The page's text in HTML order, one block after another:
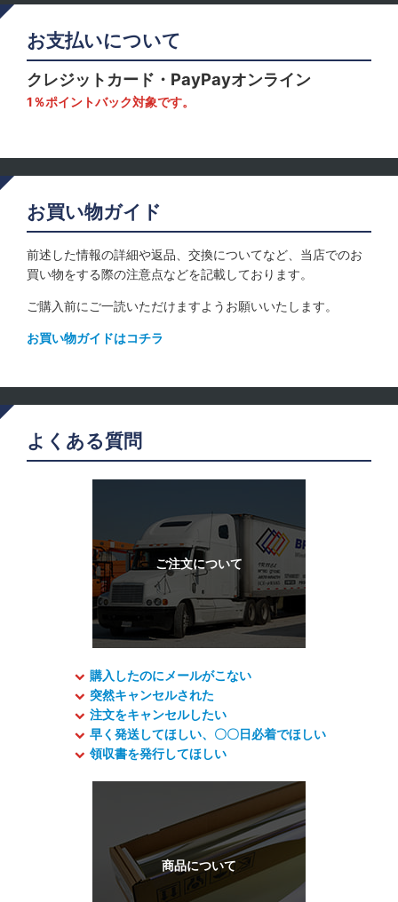
お支払いについて
クレジットカード・PayPayオンライン
1％ポイントバック対象です。
お買い物ガイド
前述した情報の詳細や返品、交換についてなど、当店でのお
買い物をする際の注意点などを記載しております。
ご購入前にご一読いただけますようお願いいたします。
お買い物ガイドはコチラ
よくある質問
購入したのにメールがこない
突然キャンセルされた
注文をキャンセルしたい
早く発送してほしい、〇〇日必着でほしい
領収書を発行してほしい